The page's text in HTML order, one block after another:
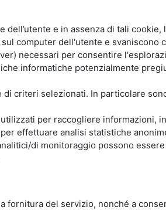
e in assenza di tali cookie,
computer dell'utente e svaniscono
necessari per consentire
informatiche potenzialmente
criteri selezionati. In particolare
per raccogliere informazioni,
effettuare analisi statistiche
di monitoraggio possono
fornitura del servizio, nonché a